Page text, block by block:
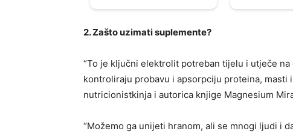
2. Zašto uzimati suplemente?
“To je ključni elektrolit potreban tijelu i utječe
kontroliraju probavu i apsorpciju proteina, masti
nutricionistkinja i autorica knjige Magnesium
“Možemo ga unijeti hranom, ali se mnogi ljudi i